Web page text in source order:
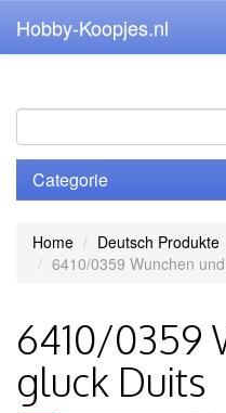
Hobby-Koopjes.nl
Categorie
Home Deutsch Produkte
6410/0359 Wunchen
6410/0359
gluck Duits